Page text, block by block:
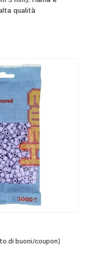
qualità
di buoni/coupon)